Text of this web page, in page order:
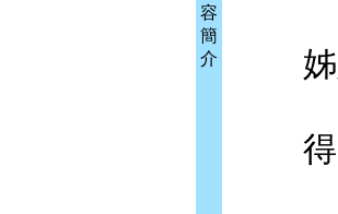
容
簡
介
姊姊
得知